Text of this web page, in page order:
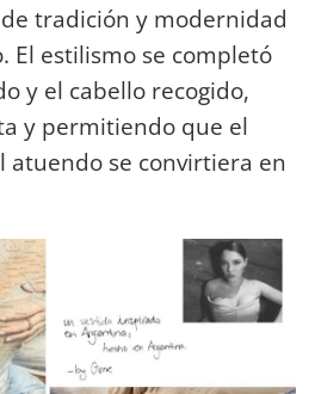
tradición y modernidad
El estilismo se completó
y el cabello recogido,
y permitiendo que el
atuendo se convirtiera en